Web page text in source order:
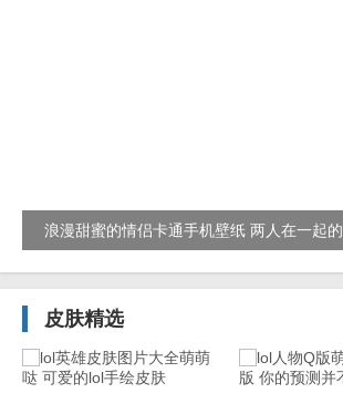
浪漫甜蜜的情侣卡通手机壁纸 两人在一起的
幸福卡通情侣图片
皮肤精选